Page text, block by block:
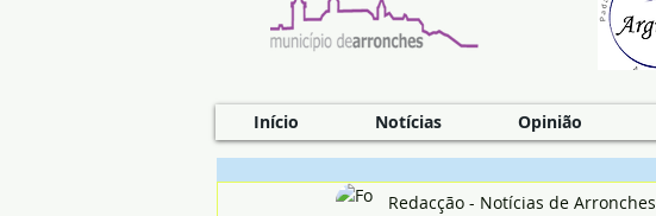
Início Notícias Opinião
Redacção - Notícias de Arronches